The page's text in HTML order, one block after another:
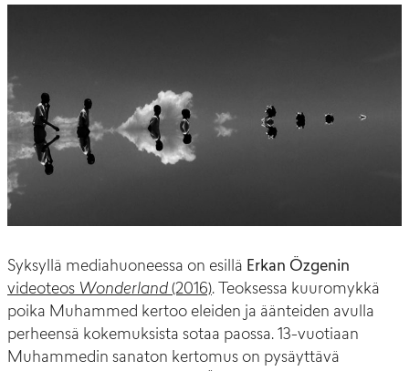
Syksyllä mediahuoneessa on esillä Erkan Özgenin
videoteos Wonderland (2016). Teoksessa kuuromykkä
poika Muhammed kertoo eleiden ja äänteiden avulla
perheensä kokemuksista sotaa paossa. 13-vuotiaan
Muhammedin sanaton kertomus on pysäyttävä